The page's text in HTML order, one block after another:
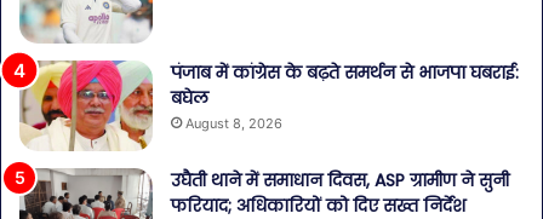
पंजाब में कांग्रेस के बढ़ते समर्थन से भाजपा घबराई:
बघेल
August 8, 2026
उघैती थाने में समाधान दिवस, ASP ग्रामीण ने सुनी
फरियाद; अधिकारियों को दिए सख्त निर्देश